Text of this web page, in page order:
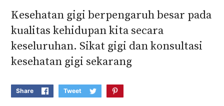
Kesehatan gigi berpengaruh besar pada
kualitas kehidupan kita secara
keseluruhan. Sikat gigi dan konsultasi
kesehatan gigi sekarang
Share Tweet